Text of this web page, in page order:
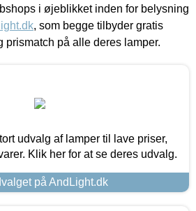
i øjeblikket inden for belysning
, som begge tilbyder gratis
prismatch på alle deres lamper.
udvalg af lamper til lave priser,
Klik her for at se deres udvalg.
på AndLight.dk